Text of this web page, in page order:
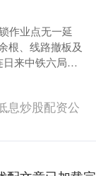
作业点无一延
根、线路撤板及
来中铁六局呼
四圪堵）至高
息炒股配资公